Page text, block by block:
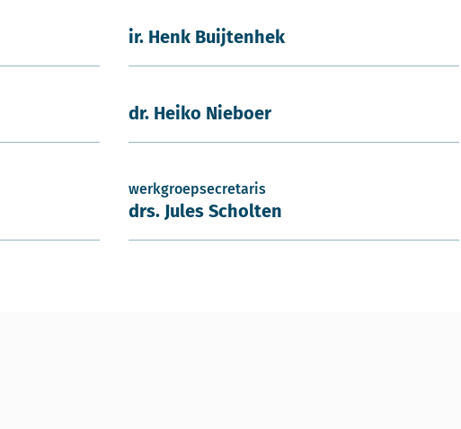
ir. Henk Buijtenhek
dr. Heiko Nieboer
werkgroepsecretaris
drs. Jules Scholten